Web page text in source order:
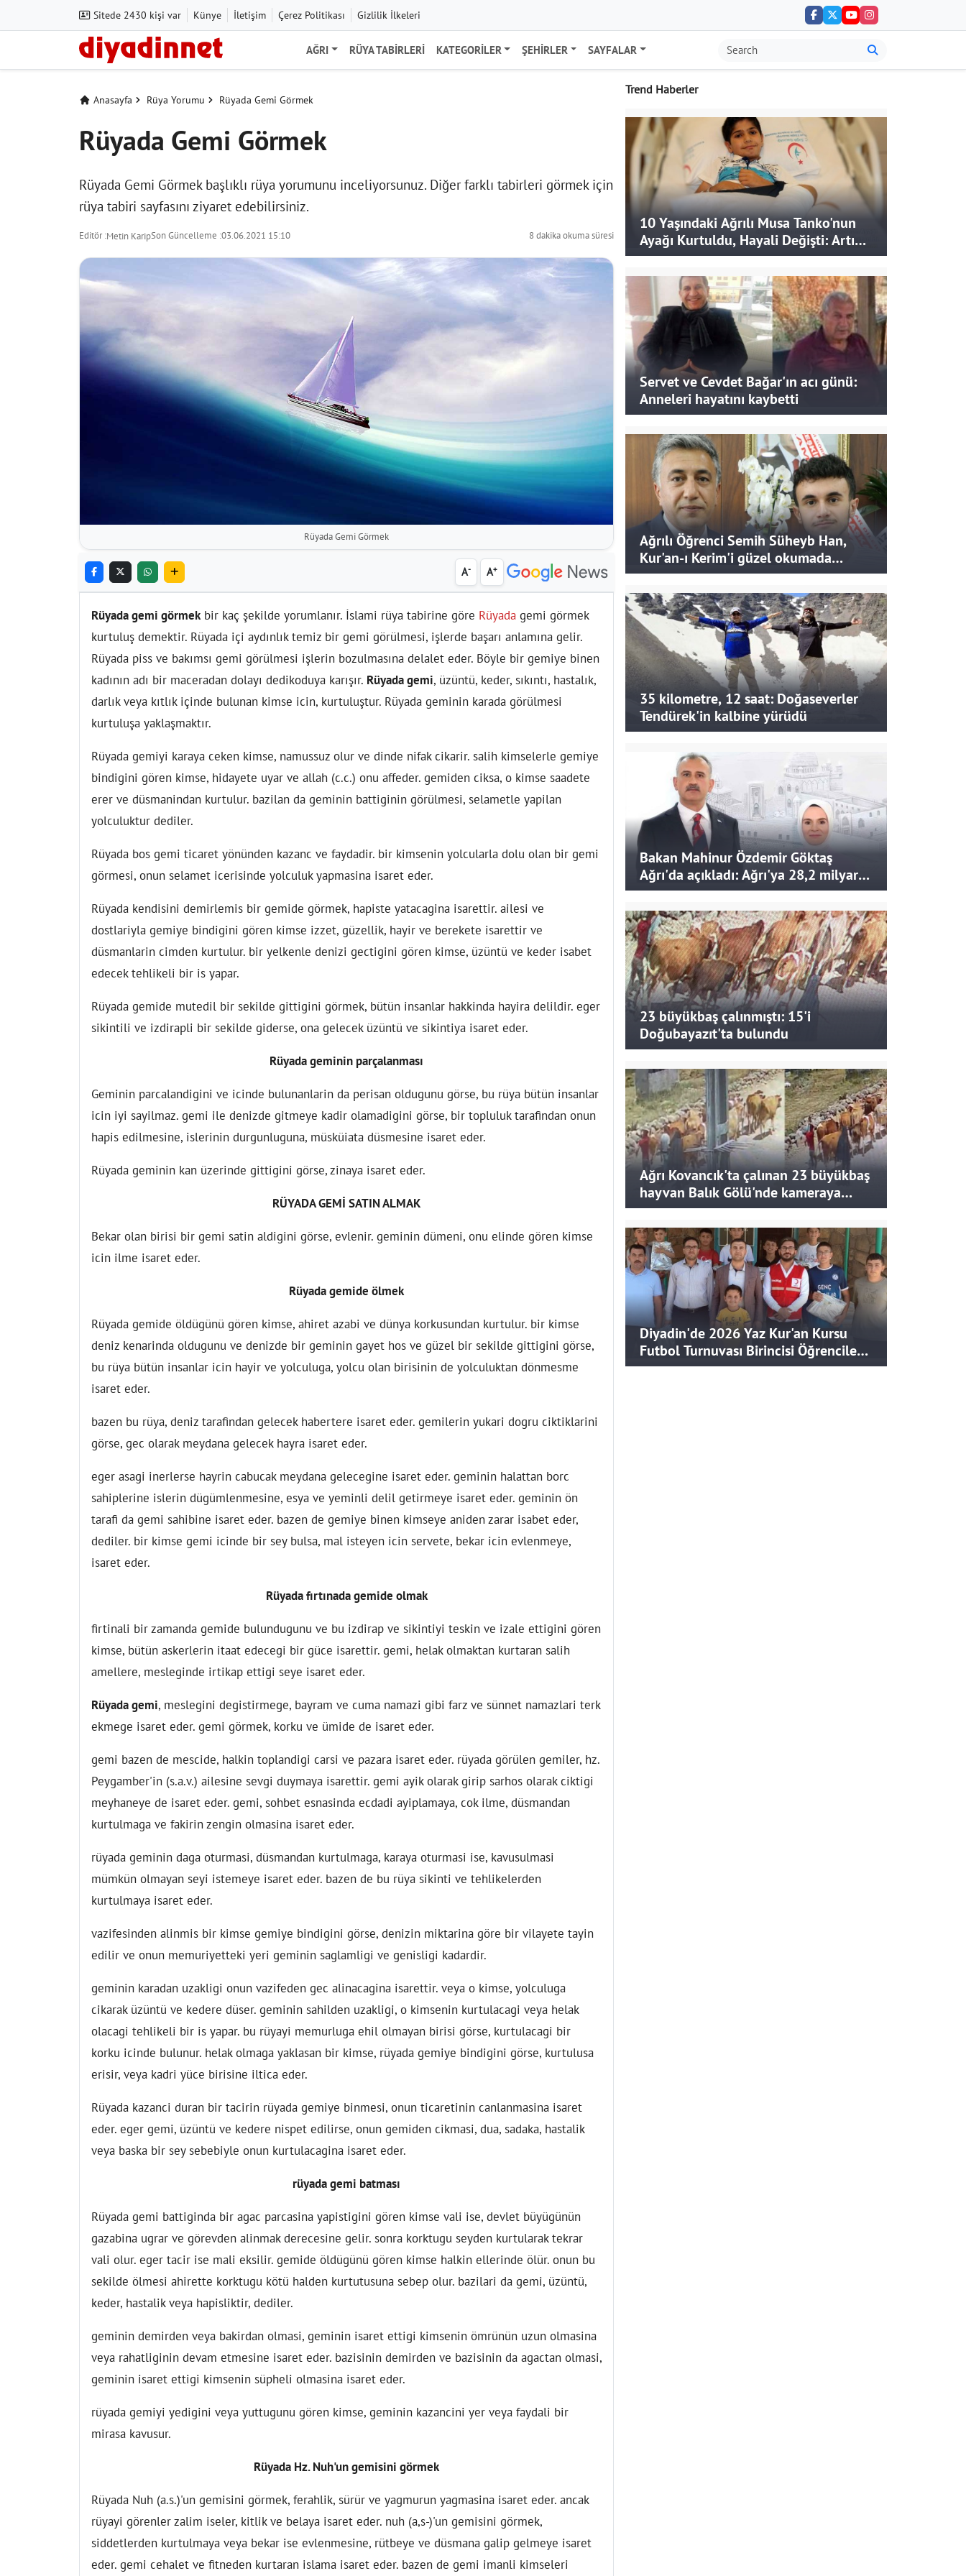
Sitede 2430 kişi var Künye İletişim Çerez Politikası Gizlilik İlkeleri
AĞRI RÜYA TABIRLERI KATEGORILER ŞEHIRLER SAYFALAR
Anasayfa Rüya Yorumu Rüyada Gemi Görmek
Rüyada Gemi Görmek
Rüyada Gemi Görmek başlıklı rüya yorumunu inceliyorsunuz. Diğer farklı tabirleri görmek için
rüya tabiri sayfasını ziyaret edebilirsiniz.
Editör :Metin KaripSon Güncelleme :03.06.2021 15:10 8 dakika okuma süresi
Rüyada Gemi Görmek
A- A+
Rüyada gemi görmekbir kaç şekilde yorumlanır. İslami rüya tabirine göre Rüyada gemi görmek
kurtuluş demektir. Rüyada içi aydınlık temiz bir gemi görülmesi, işlerde başarı anlamına gelir.
Rüyada piss ve bakımsı gemi görülmesi işlerin bozulmasına delalet eder. Böyle bir gemiye binen
kadının adı bir maceradan dolayı dedikoduya karışır. Rüyada gemi, üzüntü, keder, sıkıntı, hastalık,
darlık veya kıtlık içinde bulunan kimse icin, kurtuluştur. Rüyada geminin karada görülmesi
kurtuluşa yaklaşmaktır.
Rüyada gemiyi karaya ceken kimse, namussuz olur ve dinde nifak cikarir. salih kimselerle gemiye
bindigini gören kimse, hidayete uyar ve allah (c.c.) onu affeder. gemiden ciksa, o kimse saadete
erer ve düsmanindan kurtulur. bazilan da geminin battiginin görülmesi, selametle yapilan
yolculuktur dediler.
Rüyada bos gemi ticaret yönünden kazanc ve faydadir. bir kimsenin yolcularla dolu olan bir gemi
görmesi, onun selamet icerisinde yolculuk yapmasina isaret eder.
Rüyada kendisini demirlemis bir gemide görmek, hapiste yatacagina isarettir. ailesi ve
dostlariyla gemiye bindigini gören kimse izzet, güzellik, hayir ve berekete isarettir ve
düsmanlarin cimden kurtulur. bir yelkenle denizi gectigini gören kimse, üzüntü ve keder isabet
edecek tehlikeli bir is yapar.
Rüyada gemide mutedil bir sekilde gittigini görmek, bütün insanlar hakkinda hayira delildir. eger
sikintili ve izdirapli bir sekilde giderse, ona gelecek üzüntü ve sikintiya isaret eder.
Rüyada geminin parçalanması
Geminin parcalandigini ve icinde bulunanlarin da perisan oldugunu görse, bu rüya bütün insanlar
icin iyi sayilmaz. gemi ile denizde gitmeye kadir olamadigini görse, bir topluluk tarafindan onun
hapis edilmesine, islerinin durgunluguna, müsküiata düsmesine isaret eder.
Rüyada geminin kan üzerinde gittigini görse, zinaya isaret eder.
RÜYADA GEMİ SATIN ALMAK
Bekar olan birisi bir gemi satin aldigini görse, evlenir. geminin dümeni, onu elinde gören kimse
icin ilme isaret eder.
Rüyada gemide ölmek
Rüyada gemide öldügünü gören kimse, ahiret azabi ve dünya korkusundan kurtulur. bir kimse
deniz kenarinda oldugunu ve denizde bir geminin gayet hos ve güzel bir sekilde gittigini görse,
bu rüya bütün insanlar icin hayir ve yolculuga, yolcu olan birisinin de yolculuktan dönmesme
isaret eder.
bazen bu rüya, deniz tarafindan gelecek habertere isaret eder. gemilerin yukari dogru ciktiklarini
görse, gec olarak meydana gelecek hayra isaret eder.
eger asagi inerlerse hayrin cabucak meydana gelecegine isaret eder. geminin halattan borc
sahiplerine islerin dügümlenmesine, esya ve yeminli delil getirmeye isaret eder. geminin ön
tarafi da gemi sahibine isaret eder. bazen de gemiye binen kimseye aniden zarar isabet eder,
dediler. bir kimse gemi icinde bir sey bulsa, mal isteyen icin servete, bekar icin evlenmeye,
isaret eder.
Rüyada fırtınada gemide olmak
firtinali bir zamanda gemide bulundugunu ve bu izdirap ve sikintiyi teskin ve izale ettigini gören
kimse, bütün askerlerin itaat edecegi bir güce isarettir. gemi, helak olmaktan kurtaran salih
amellere, mesleginde irtikap ettigi seye isaret eder.
Rüyada gemi, meslegini degistirmege, bayram ve cuma namazi gibi farz ve sünnet namazlari terk
ekmege isaret eder. gemi görmek, korku ve ümide de isaret eder.
gemi bazen de mescide, halkin toplandigi carsi ve pazara isaret eder. rüyada görülen gemiler, hz.
Peygamber'in (s.a.v.) ailesine sevgi duymaya isarettir. gemi ayik olarak girip sarhos olarak ciktigi
meyhaneye de isaret eder. gemi, sohbet esnasinda ecdadi ayiplamaya, cok ilme, düsmandan
kurtulmaga ve fakirin zengin olmasina isaret eder.
rüyada geminin daga oturmasi, düsmandan kurtulmaga, karaya oturmasi ise, kavusulmasi
mümkün olmayan seyi istemeye isaret eder. bazen de bu rüya sikinti ve tehlikelerden
kurtulmaya isaret eder.
vazifesinden alinmis bir kimse gemiye bindigini görse, denizin miktarina göre bir vilayete tayin
edilir ve onun memuriyetteki yeri geminin saglamligi ve genisligi kadardir.
geminin karadan uzakligi onun vazifeden gec alinacagina isarettir. veya o kimse, yolculuga
cikarak üzüntü ve kedere düser. geminin sahilden uzakligi, o kimsenin kurtulacagi veya helak
olacagi tehlikeli bir is yapar. bu rüyayi memurluga ehil olmayan birisi görse, kurtulacagi bir
korku icinde bulunur. helak olmaga yaklasan bir kimse, rüyada gemiye bindigini görse, kurtulusa
erisir, veya kadri yüce birisine iltica eder.
Rüyada kazanci duran bir tacirin rüyada gemiye binmesi, onun ticaretinin canlanmasina isaret
eder. eger gemi, üzüntü ve kedere nispet edilirse, onun gemiden cikmasi, dua, sadaka, hastalik
veya baska bir sey sebebiyle onun kurtulacagina isaret eder.
rüyada gemi batması
Rüyada gemi battiginda bir agac parcasina yapistigini gören kimse vali ise, devlet büyügünün
gazabina ugrar ve görevden alinmak derecesine gelir. sonra korktugu seyden kurtularak tekrar
vali olur. eger tacir ise mali eksilir. gemide öldügünü gören kimse halkin ellerinde ölür. onun bu
sekilde ölmesi ahirette korktugu kötü halden kurtutusuna sebep olur. bazilari da gemi, üzüntü,
keder, hastalik veya hapisliktir, dediler.
geminin demirden veya bakirdan olmasi, geminin isaret ettigi kimsenin ömrünün uzun olmasina
veya rahatliginin devam etmesine isaret eder. bazisinin demirden ve bazisinin da agactan olmasi,
geminin isaret ettigi kimsenin süpheli olmasina isaret eder.
rüyada gemiyi yedigini veya yuttugunu gören kimse, geminin kazancini yer veya faydali bir
mirasa kavusur.
Rüyada Hz. Nuh'un gemisini görmek
Rüyada Nuh (a.s.)'un gemisini görmek, ferahlik, sürür ve yagmurun yagmasina isaret eder. ancak
rüyayi görenler zalim iseler, kitlik ve belaya isaret eder. nuh (a,s-)'un gemisini görmek,
siddetlerden kurtulmaya veya bekar ise evlenmesine, rütbeye ve düsmana galip gelmeye isaret
eder. gemi cehalet ve fitneden kurtaran islama isaret eder. bazen de gemi imanli kimseleri
Trend Haberler
10 Yaşındaki Ağrılı Musa Tanko'nun
Ayağı Kurtuldu, Hayali Değişti: Artık
Doktor Olmak İstiyor
Servet ve Cevdet Bağar'ın acı günü:
Anneleri hayatını kaybetti
Ağrılı Öğrenci Semih Süheyb Han,
Kur'an-ı Kerim'i güzel okumada
Türkiye ikincisi oldu
35 kilometre, 12 saat: Doğaseverler
Tendürek'in kalbine yürüdü
Bakan Mahinur Özdemir Göktaş
Ağrı'da açıkladı: Ağrı'ya 28,2 milyar
liralık yatırım ve destek sağlandı
23 büyükbaş çalınmıştı: 15'i
Doğubayazıt'ta bulundu
Ağrı Kovancık'ta çalınan 23 büyükbaş
hayvan Balık Gölü'nde kameraya
takıldı
Diyadin'de 2026 Yaz Kur'an Kursu
Futbol Turnuvası Birincisi Öğrencilere
Hediye